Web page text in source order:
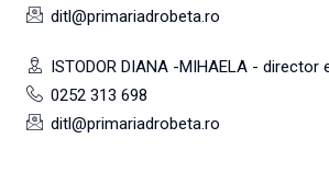
ditl@primariadrobeta.ro
ISTODOR DIANA -MIHAELA - director
0252 313 698
ditl@primariadrobeta.ro